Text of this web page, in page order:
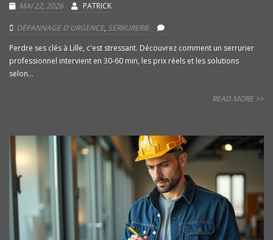
MAI 22, 2026 PATRICK
DÉPANNAGE D'URGENCE, SERRURERIE
Perdre ses clés à Lille, c'est stressant. Découvrez comment un serrurier
professionnel intervient en 30-60 min, les prix réels et les solutions
selon...
READ MORE >>